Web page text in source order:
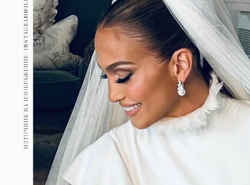
Пътувай
237
Здраве 389
Gentlemen
Wellness 1816
ПОСЛЕДВАЙТЕ
ИЗТОЧНИК НА ИЗОБРАЖЕНИЕ: INSTAGRAM@JLOBEAUTY